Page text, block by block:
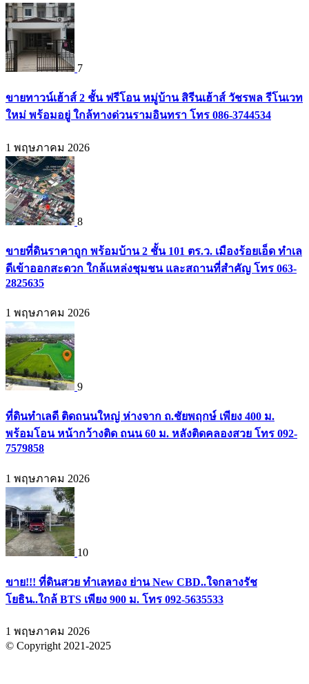
7
ขายทาวน์เฮ้าส์ 2 ชั้น ฟรีโอน หมู่บ้าน สิรีนเฮ้าส์ วัชรพล รีโนเวท
ใหม่ พร้อมอยู่ ใกล้ทางด่วนรามอินทรา โทร 086-3744534
1 พฤษภาคม 2026
8
ขายที่ดินราคาถูก พร้อมบ้าน 2 ชั้น 101 ตร.ว. เมืองร้อยเอ็ด ทำเล
ดีเข้าออกสะดวก ใกล้แหล่งชุมชน และสถานที่สำคัญ โทร 063-
2825635
1 พฤษภาคม 2026
9
ที่ดินทำเลดี ติดถนนใหญ่ ห่างจาก ถ.ชัยพฤกษ์ เพียง 400 ม.
พร้อมโอน หน้ากว้างติด ถนน 60 ม. หลังติดคลองสวย โทร 092-
7579858
1 พฤษภาคม 2026
10
ขาย!!! ที่ดินสวย ทำเลทอง ย่าน New CBD..ใจกลางรัช
โยธิน..ใกล้ BTS เพียง 900 ม. โทร 092-5635533
1 พฤษภาคม 2026
© Copyright 2021-2025